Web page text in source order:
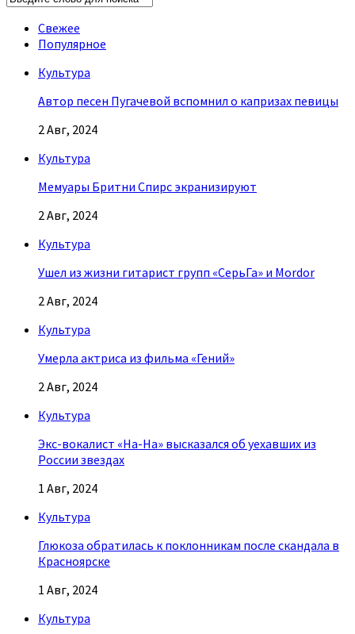
Свежее
Популярное
Культура
Автор песен Пугачевой вспомнил о капризах певицы
2 Авг, 2024
Культура
Мемуары Бритни Спирс экранизируют
2 Авг, 2024
Культура
Ушел из жизни гитарист групп «СерьГа» и Mordor
2 Авг, 2024
Культура
Умерла актриса из фильма «Гений»
2 Авг, 2024
Культура
Экс-вокалист «На-На» высказался об уехавших из
России звездах
1 Авг, 2024
Культура
Глюкоза обратилась к поклонникам после скандала в
Красноярске
1 Авг, 2024
Культура